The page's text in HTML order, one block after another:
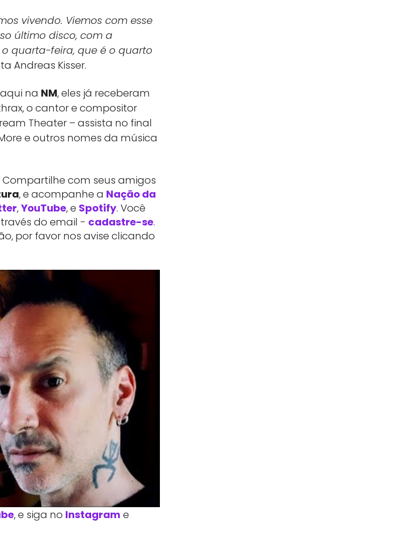
vivendo. Viemos com esse
último disco, com a
quarta-feira, que é o quarto
Andreas Kisser.
na NM, eles já receberam
o cantor e compositor
Theater – assista no final
e outros nomes da música
com seus amigos
, e acompanhe a Nação da
,YouTube, e Spotify. Você
do email - cadastre-se.
por favor nos avise clicando
, e siga no Instagram e